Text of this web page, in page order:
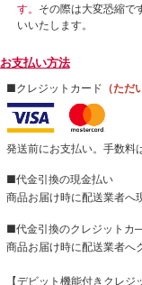
す。 その際は大変恐縮で
いいたします。
お支払い方法
■クレジットカード （ただ
発送前にお支払い。手数料
■代金引換の現金払い
商品お届け時に配送業者へ
■代金引換のクレジットカ
商品お届け時に配送業者へ
【デビット機能付きクレジ